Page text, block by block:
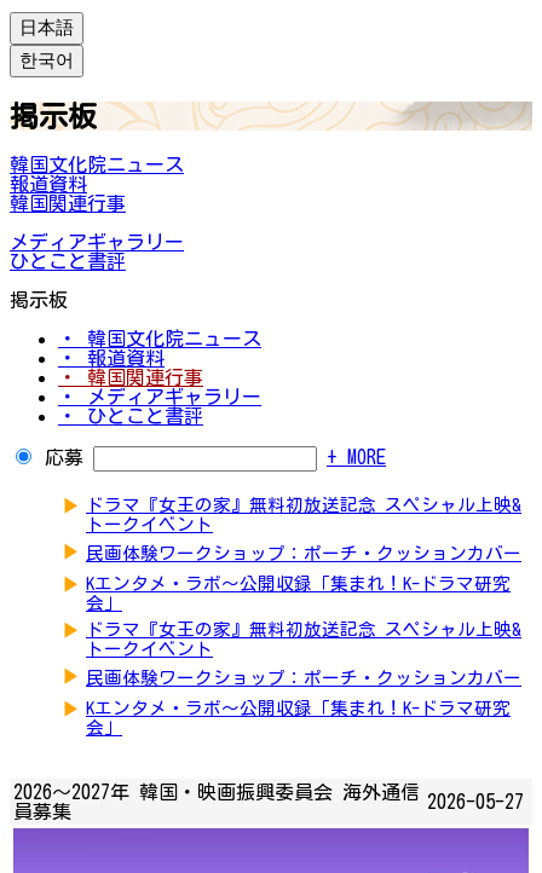
日本語
한국어
掲示板
韓国文化院ニュース
報道資料
韓国関連行事
メディアギャラリー
ひとこと書評
掲示板
・ 韓国文化院ニュース
・ 報道資料
・ 韓国関連行事
・ メディアギャラリー
・ ひとこと書評
応募 + MORE
▶
ドラマ『女王の家』無料初放送記念 スペシャル上映&
トークイベント
▶ 民画体験ワークショップ：ポーチ・クッションカバー
▶ Kエンタメ・ラボ～公開収録「集まれ！K-ドラマ研究
会」
▶
ドラマ『女王の家』無料初放送記念 スペシャル上映&
トークイベント
▶ 民画体験ワークショップ：ポーチ・クッションカバー
▶ Kエンタメ・ラボ～公開収録「集まれ！K-ドラマ研究
会」
2026〜2027年 韓国・映画振興委員会 海外通信
員募集​​​​​​​
2026-05-27